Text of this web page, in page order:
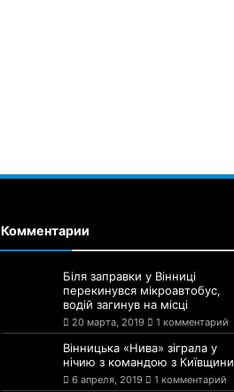
Комментарии
Біля заправки у Вінниці
перекинувся мікроавтобус,
водій загинув на місці
20 марта, 2019 1 комментарий
Вінницька «Нива» зіграла у
нічию з командою з Київщини
6 апреля, 2019 1 комментарий